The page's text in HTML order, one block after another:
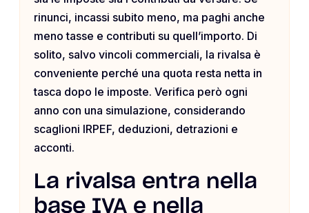
rinunci, incassi subito meno, ma paghi anche
meno tasse e contributi su quell’importo. Di
solito, salvo vincoli commerciali, la rivalsa è
conveniente perché una quota resta netta in
tasca dopo le imposte. Verifica però ogni
anno con una simulazione, considerando
scaglioni IRPEF, deduzioni, detrazioni e
acconti.
La rivalsa entra nella
base IVA e nella